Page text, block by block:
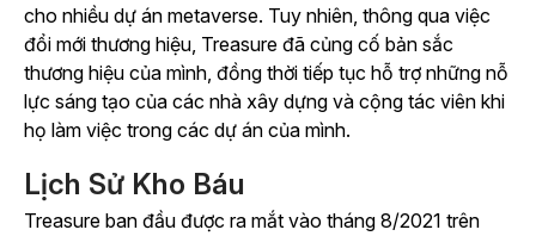
cho nhiều dự án metaverse. Tuy nhiên, thông qua việc
đổi mới thương hiệu, Treasure đã củng cố bản sắc
thương hiệu của mình, đồng thời tiếp tục hỗ trợ những nỗ
lực sáng tạo của các nhà xây dựng và cộng tác viên khi
họ làm việc trong các dự án của mình.
Lịch Sử Kho Báu
Treasure ban đầu được ra mắt vào tháng 8/2021 trên